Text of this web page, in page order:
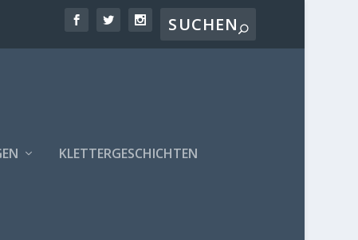
KLETTERGESCHICHTEN